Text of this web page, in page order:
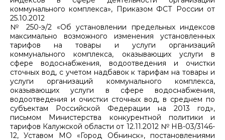
коммунального комплекса», Приказом ФСТ России от
25.10.2012
№ 250-э/2 «Об установлении предельных индексов
максимально возможного изменения установленных
тарифов на товары и услуги организаций
коммунального комплекса, оказывающих услуги в
сфере водоснабжения, водоотведения и очистки
сточных вод, с учетом надбавок к тарифам на товары и
услуги организаций коммунального комплекса,
оказывающих услуги в сфере водоснабжения,
водоотведения и очистки сточных вод, в среднем по
субъектам Российской Федерации на 2013 год»,
письмом Министерства конкурентной политики и
тарифов Калужской области от 12.11.2012 № НВ-03/3146-
12, Уставом МО «Город Обнинск», постановлениями